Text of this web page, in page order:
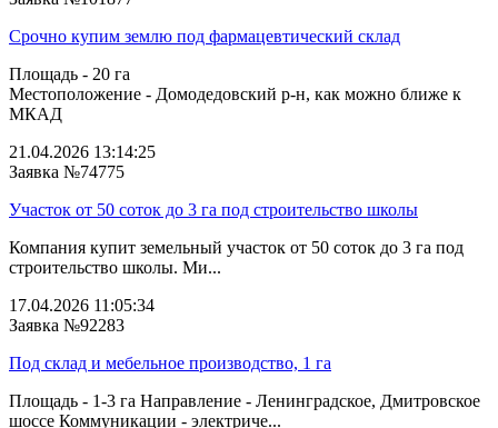
Срочно купим землю под фармацевтический склад
Площадь - 20 га
Местоположение - Домодедовский р-н, как можно ближе к
МКАД
21.04.2026 13:14:25
Заявка №74775
Участок от 50 соток до 3 га под строительство школы
Компания купит земельный участок от 50 соток до 3 га под
строительство школы. Ми...
17.04.2026 11:05:34
Заявка №92283
Под склад и мебельное производство, 1 га
Площадь - 1-3 га Направление - Ленинградское, Дмитровское
шоссе Коммуникации - электриче...